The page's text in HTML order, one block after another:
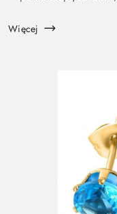
uroczysto...
Więcej